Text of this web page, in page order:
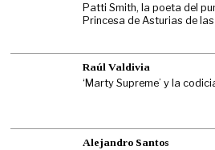
Patti Smith, la poeta del
Princesa de Asturias de
Raúl Valdivia
‘Marty Supreme’ y la
Alejandro Santos